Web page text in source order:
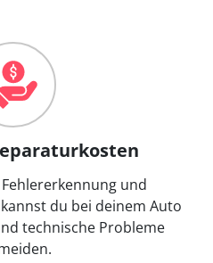
und
du bei deinem Auto
technische Probleme